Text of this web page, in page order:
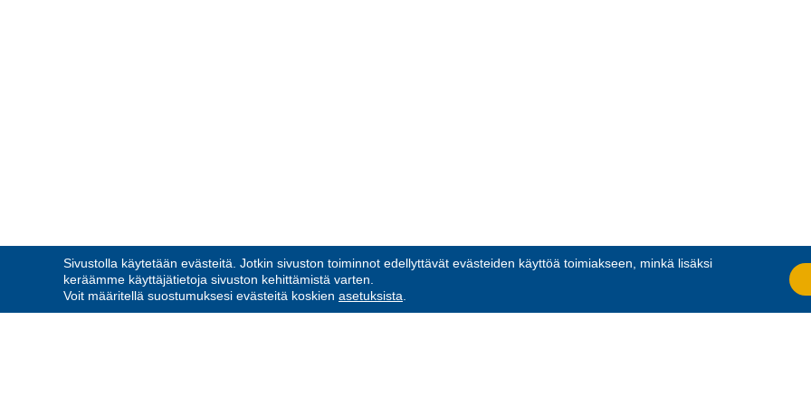
Sivustolla käytetään evästeitä. Jotkin sivuston toiminnot edellyttävät evästeiden käyttöä toimiakseen, minkä lisäksi
keräämme käyttäjätietoja sivuston kehittämistä varten.
Voit määritellä suostumuksesi evästeitä koskien asetuksista